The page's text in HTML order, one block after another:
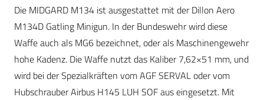
Die MIDGARD M134 ist ausgestattet mit der Dillon Aero
M134D Gatling Minigun. In der Bundeswehr wird diese
Waffe auch als MG6 bezeichnet, oder als Maschinengewehr
hohe Kadenz. Die Waffe nutzt das Kaliber 7,62×51 mm, und
wird bei der Spezialkräften vom AGF SERVAL oder vom
Hubschrauber Airbus H145 LUH SOF aus eingesetzt. Mit